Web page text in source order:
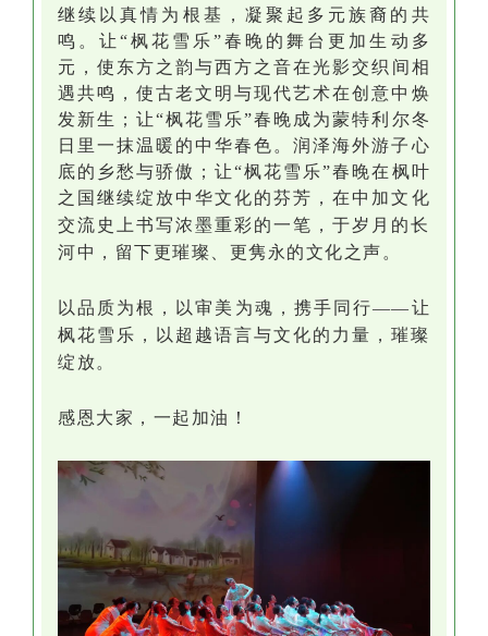
继续 以真情为根基，凝聚起多元族裔的共
鸣。让“枫花雪乐”春晚 的舞台更加生动多
元，使东方之韵与西方之音在光影交织间相
遇共鸣 ，使古老文明与现代艺术在创意中焕
发新生 ； 让“枫花雪乐”春晚 成为蒙特利尔冬
日里一抹温暖的中华春色。润泽海外游子心
底的乡愁与骄傲 ； 让“枫花雪乐”春晚在枫叶
之国继续绽放中华文化的芬芳，在中加文化
交流史上书写浓墨重彩的一笔，于岁月的长
河中，留下更璀璨、更隽永的文化之声。
以品质为根，以审美为魂，携手同行——让
枫花雪乐，以超越语言与文化的力量，璀璨
绽放。
感恩大家，一起加油！